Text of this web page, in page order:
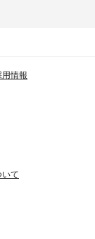
用情報
て